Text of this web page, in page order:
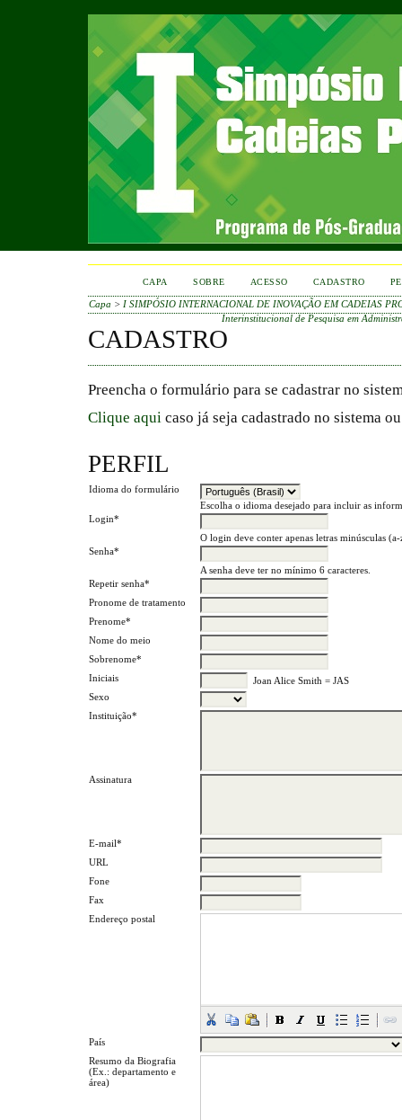
CAPA SOBRE ACESSO CADASTRO
Capa > I SIMPÓSIO INTERNACIONAL DE INOVAÇÃO EM CADEIAS
Interinstitucional de Pesquisa em
CADASTRO
Preencha o formulário para se cadastrar no
Clique aqui caso já seja cadastrado no sistema
PERFIL
Idioma do formulário
Escolha o idioma desejado para incluir as
Login*
O login deve conter apenas letras minúsculas
Senha*
A senha deve ter no mínimo 6 caracteres.
Repetir senha*
Pronome de tratamento
Prenome*
Nome do meio
Sobrenome*
Iniciais
Joan Alice Smith = JAS
Sexo
Instituição*
Assinatura
E-mail*
URL
Fone
Fax
Endereço postal
País
Resumo da Biografia
(Ex.: departamento e
área)